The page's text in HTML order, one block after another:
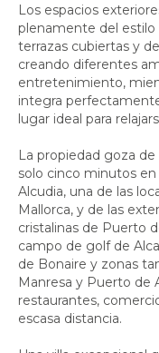
Los espacios
plenamente del estilo
terrazas cubiertas y
creando diferentes
entretenimiento,
integra
lugar ideal para
La propiedad goza
solo cinco minutos
Alcudia, una de las
Mallorca, y de las
cristalinas de Puerto
campo de golf de
de Bonaire y zonas
Manresa y Puerto de
restaurantes,
escasa distancia.